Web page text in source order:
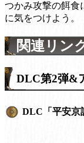
つかみ攻撃の餌食
に気をつけよう。
関連リン
DLC第2弾&
DLC「平安京